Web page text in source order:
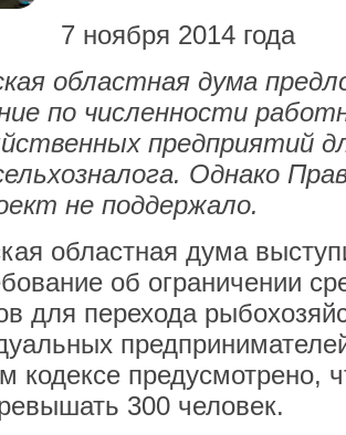
7 ноября 2014 года
областная дума
по численности
предприятий
Однако
не поддержало.
областная дума
об ограничении
для перехода
кодексе предусмотрено,
300 человек.